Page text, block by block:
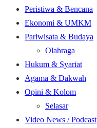
Peristiwa & Bencana
Ekonomi & UMKM
Pariwisata & Budaya
Olahraga
Hukum & Syariat
Agama & Dakwah
Opini & Kolom
Selasar
Video News / Podcast